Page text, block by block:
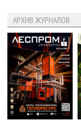
АРХИВ ЖУРНАЛОВ